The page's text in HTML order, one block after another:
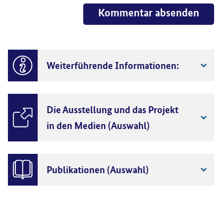
Kommentar absenden
Weiterführende Informationen:
Die Ausstellung und das Projekt
in den Medien (Auswahl)
Publikationen (Auswahl)